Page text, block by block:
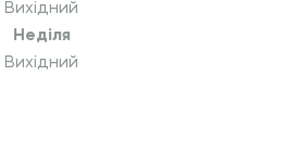
Вихідний
Неділя
Вихідний